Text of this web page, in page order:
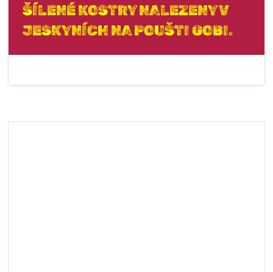
ŠÍLENÉ KOSTRY NALEZENY V
JESKYNÍCH NA POUŠTI GOBI.